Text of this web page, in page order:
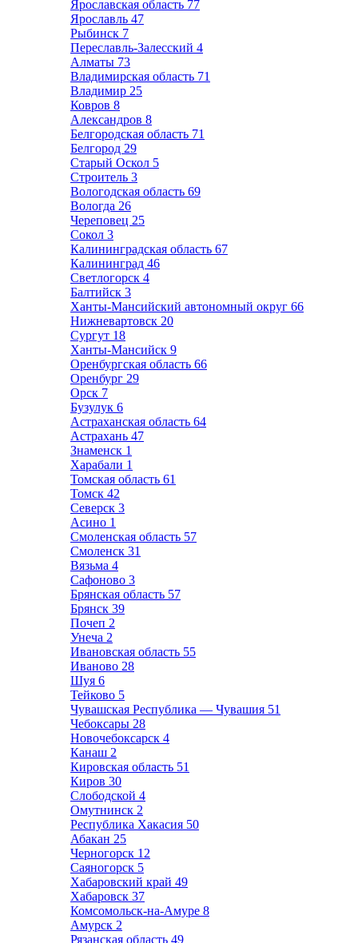
Ярославская область 77
Ярославль 47
Рыбинск 7
Переславль-Залесский 4
Алматы 73
Владимирская область 71
Владимир 25
Ковров 8
Александров 8
Белгородская область 71
Белгород 29
Старый Оскол 5
Строитель 3
Вологодская область 69
Вологда 26
Череповец 25
Сокол 3
Калининградская область 67
Калининград 46
Светлогорск 4
Балтийск 3
Ханты-Мансийский автономный округ 66
Нижневартовск 20
Сургут 18
Ханты-Мансийск 9
Оренбургская область 66
Оренбург 29
Орск 7
Бузулук 6
Астраханская область 64
Астрахань 47
Знаменск 1
Харабали 1
Томская область 61
Томск 42
Северск 3
Асино 1
Смоленская область 57
Смоленск 31
Вязьма 4
Сафоново 3
Брянская область 57
Брянск 39
Почеп 2
Унеча 2
Ивановская область 55
Иваново 28
Шуя 6
Тейково 5
Чувашская Республика — Чувашия 51
Чебоксары 28
Новочебоксарск 4
Канаш 2
Кировская область 51
Киров 30
Слободской 4
Омутнинск 2
Республика Хакасия 50
Абакан 25
Черногорск 12
Саяногорск 5
Хабаровский край 49
Хабаровск 37
Комсомольск-на-Амуре 8
Амурск 2
Рязанская область 49